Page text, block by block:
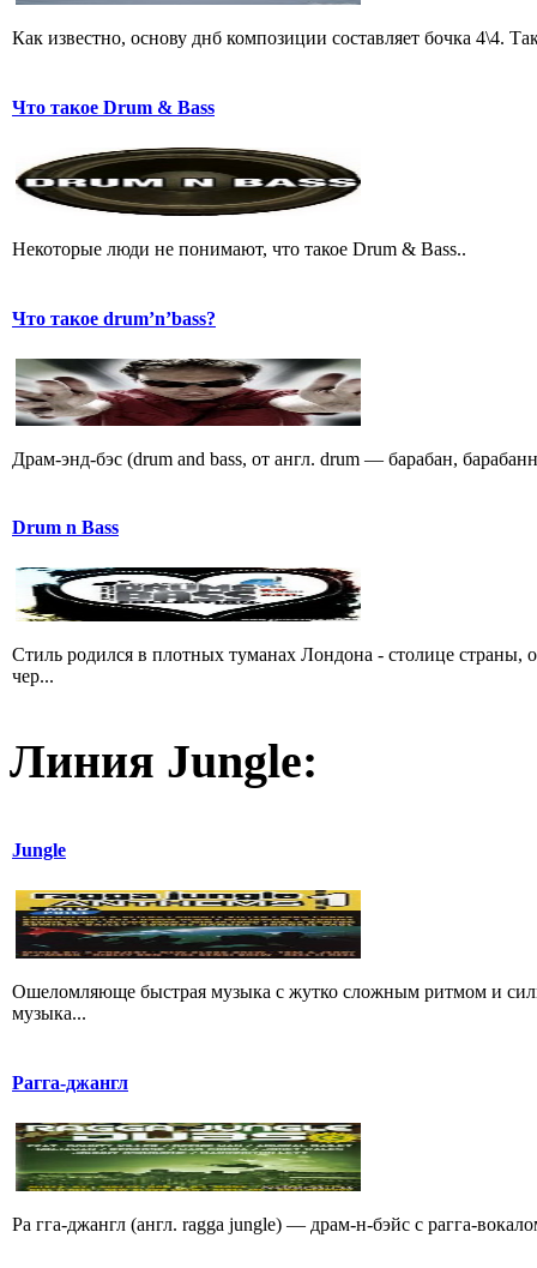
Как известно, основу днб композиции составляет бочка 4\4.
Что такое Drum & Bass
Некоторые люди не понимают, что такое Drum & Bass..
Что такое drum’n’bass?
Драм-энд-бэс (drum and bass, от англ. drum — барабан,
Drum n Bass
Стиль родился в плотных туманах Лондона - столице
чер...
Линия Jungle:
Jungle
Ошеломляюще быстрая музыка с жутко сложным ритмом и
музыка...
Рагга-джангл
Ра гга-джангл (англ. ragga jungle) — драм-н-бэйс с рагга-